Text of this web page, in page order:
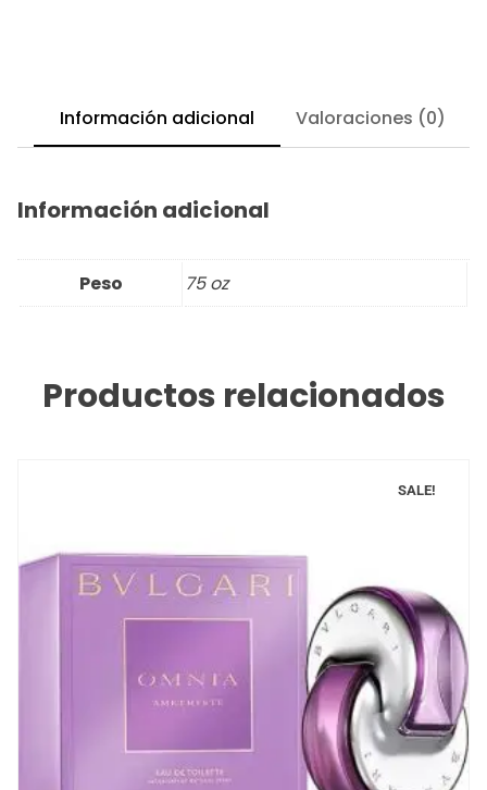
Información adicional Valoraciones (0)
Información adicional
Peso 75 oz
Productos relacionados
SALE!